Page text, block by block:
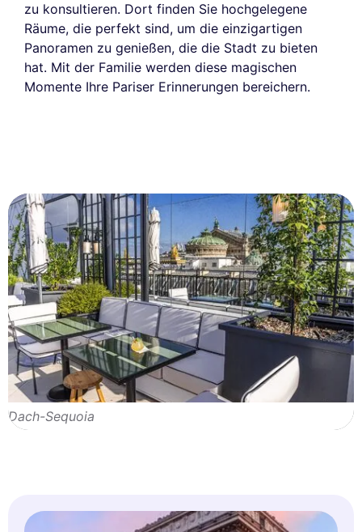
zu konsultieren. Dort finden Sie hochgelegene
Räume, die perfekt sind, um die einzigartigen
Panoramen zu genießen, die die Stadt zu bieten
hat. Mit der Familie werden diese magischen
Momente Ihre Pariser Erinnerungen bereichern.
Dach-Sequoia